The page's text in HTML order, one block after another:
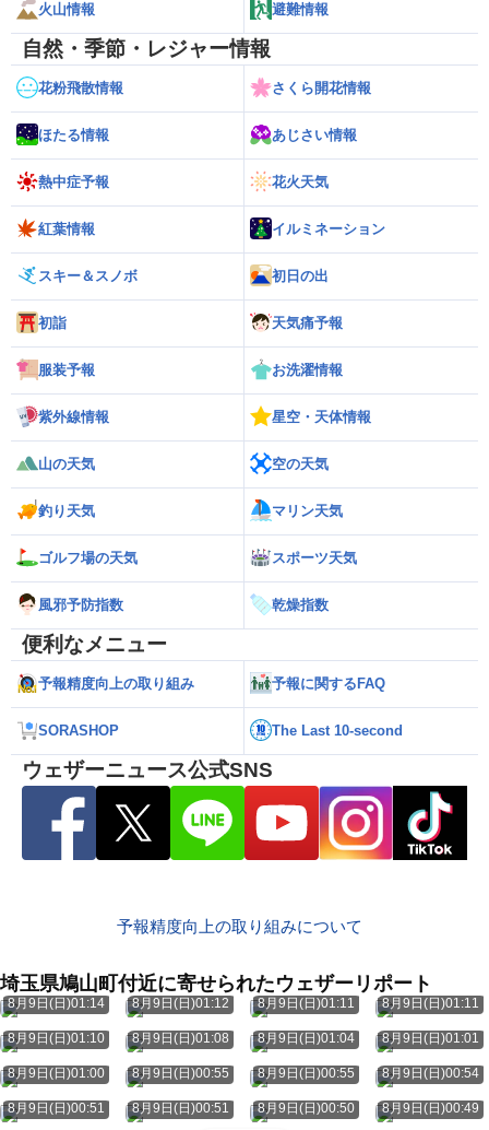
火山情報 避難情報
自然・季節・レジャー情報
花粉飛散情報 さくら開花情報
ほたる情報 あじさい情報
熱中症予報 花火天気
紅葉情報 イルミネーション
スキー＆スノボ 初日の出
初詣 天気痛予報
服装予報 お洗濯情報
紫外線情報 星空・天体情報
山の天気 空の天気
釣り天気 マリン天気
ゴルフ場の天気 スポーツ天気
風邪予防指数 乾燥指数
便利なメニュー
予報精度向上の取り組み 予報に関するFAQ
SORASHOP The Last 10-second
ウェザーニュース公式SNS
予報精度向上の取り組みについて
埼玉県鳩山町付近に寄せられたウェザーリポート
8月9日(日)01:14 8月9日(日)01:12 8月9日(日)01:11 8月9日(日)01:11
8月9日(日)01:10 8月9日(日)01:08 8月9日(日)01:04 8月9日(日)01:01
8月9日(日)01:00 8月9日(日)00:55 8月9日(日)00:55 8月9日(日)00:54
8月9日(日)00:51 8月9日(日)00:51 8月9日(日)00:50 8月9日(日)00:49